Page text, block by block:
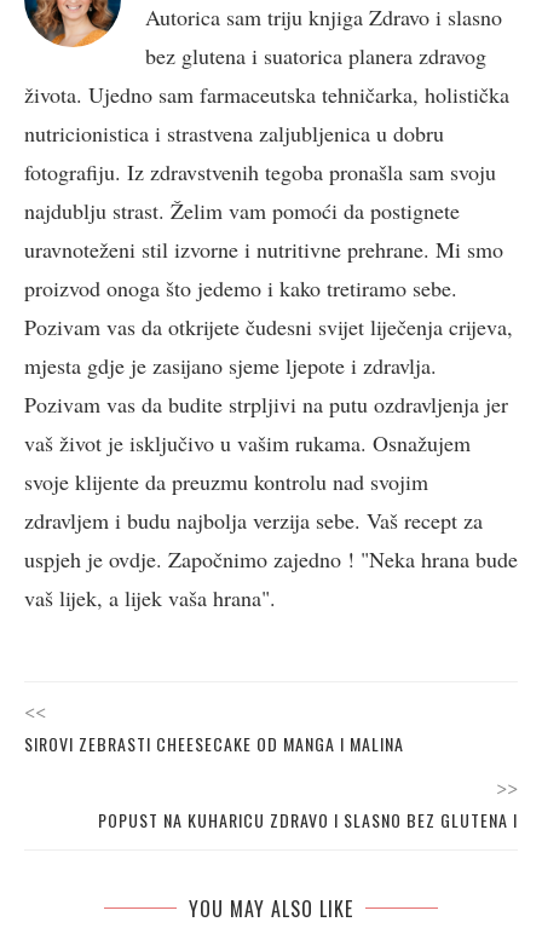
Autorica sam triju knjiga Zdravo i slasno
bez glutena i suatorica planera zdravog
života. Ujedno sam farmaceutska tehničarka, holistička
nutricionistica i strastvena zaljubljenica u dobru
fotografiju. Iz zdravstvenih tegoba pronašla sam svoju
najdublju strast. Želim vam pomoći da postignete
uravnoteženi stil izvorne i nutritivne prehrane. Mi smo
proizvod onoga što jedemo i kako tretiramo sebe.
Pozivam vas da otkrijete čudesni svijet liječenja crijeva,
mjesta gdje je zasijano sjeme ljepote i zdravlja.
Pozivam vas da budite strpljivi na putu ozdravljenja jer
vaš život je isključivo u vašim rukama. Osnažujem
svoje klijente da preuzmu kontrolu nad svojim
zdravljem i budu najbolja verzija sebe. Vaš recept za
uspjeh je ovdje. Započnimo zajedno ! "Neka hrana bude
vaš lijek, a lijek vaša hrana".
<<
SIROVI ZEBRASTI CHEESECAKE OD MANGA I MALINA
>>
POPUST NA KUHARICU ZDRAVO I SLASNO BEZ GLUTENA I
YOU MAY ALSO LIKE